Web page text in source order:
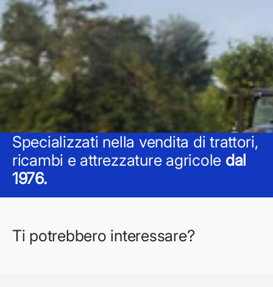
Specializzati nella vendita di trattori,
ricambi e attrezzature agricole dal
1976.
Ti potrebbero interessare?